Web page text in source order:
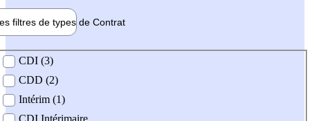
filtres de types de Contrat
contrat
CDI (3)
CDD (2)
Intérim (1)